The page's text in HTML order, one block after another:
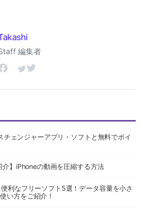
編集者
チェンジャーアプリ・ソフトと無料でボイ
介】iPhoneの動画を圧縮する方法
利なフリーソフト5選！データ容量を小さ
い方をご紹介！